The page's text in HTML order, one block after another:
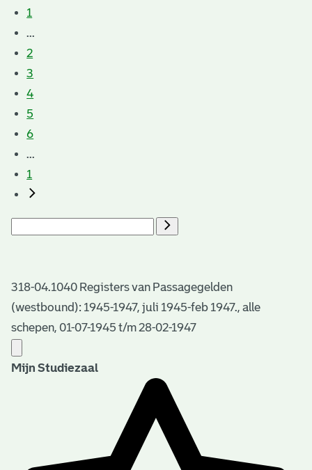
1
...
2
3
4
5
6
...
1
318-04.1040 Registers van Passagegelden
(westbound): 1945-1947, juli 1945-feb 1947., alle
schepen, 01-07-1945 t/m 28-02-1947
Mijn Studiezaal